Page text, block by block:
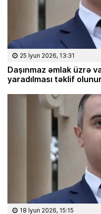
25 İyun 2026, 13:31
Daşınmaz əmlak üzrə
yaradılması təklif olunur
18 İyun 2026, 15:15